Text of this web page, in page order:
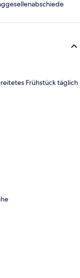
Frühstück täglich